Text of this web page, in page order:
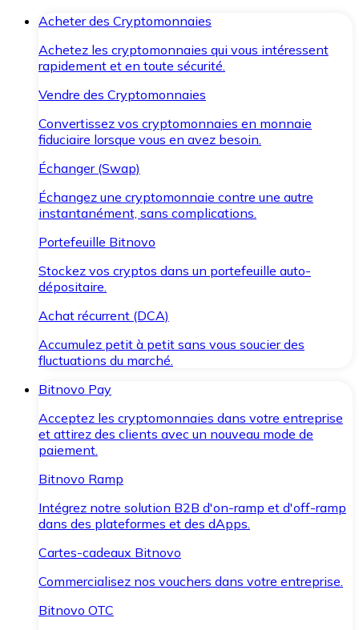
Acheter des Cryptomonnaies
Achetez les cryptomonnaies qui vous intéressent
rapidement et en toute sécurité.
Vendre des Cryptomonnaies
Convertissez vos cryptomonnaies en monnaie
fiduciaire lorsque vous en avez besoin.
Échanger (Swap)
Échangez une cryptomonnaie contre une autre
instantanément, sans complications.
Portefeuille Bitnovo
Stockez vos cryptos dans un portefeuille auto-
dépositaire.
Achat récurrent (DCA)
Accumulez petit à petit sans vous soucier des
fluctuations du marché.
Bitnovo Pay
Acceptez les cryptomonnaies dans votre entreprise
et attirez des clients avec un nouveau mode de
paiement.
Bitnovo Ramp
Intégrez notre solution B2B d'on-ramp et d'off-ramp
dans des plateformes et des dApps.
Cartes-cadeaux Bitnovo
Commercialisez nos vouchers dans votre entreprise.
Bitnovo OTC